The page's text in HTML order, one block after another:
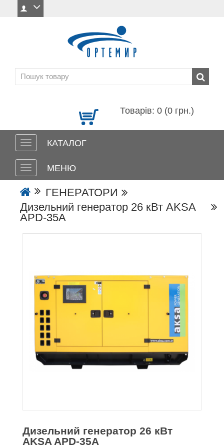
Товарів: 0 (0 грн.)
КАТАЛОГ
МЕНЮ
ГЕНЕРАТОРИ
Дизельний генератор 26 кВт AKSA
APD-35A
Дизельний генератор 26 кВт
AKSA APD-35A